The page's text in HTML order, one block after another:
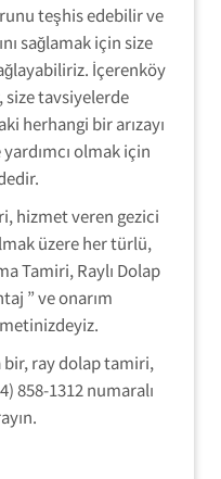
teşhis edebilir ve
sağlamak için size
İçerenköy
size tavsiyelerde
herhangi bir arızayı
olmak için
hizmet veren gezici
üzere her türlü,
Tamiri, Raylı Dolap
” ve onarım
bir, ray dolap tamiri,
858-1312 numaralı